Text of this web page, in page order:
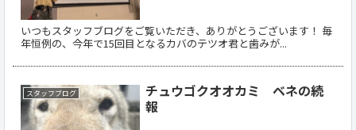
いつもスタッフブログをご覧いただき、ありがとうございます！ 毎
年恒例の、今年で15回目となるカバのテツオ君と歯みが...
スタッフブログ
チュウゴクオオカミ ベネの続
報